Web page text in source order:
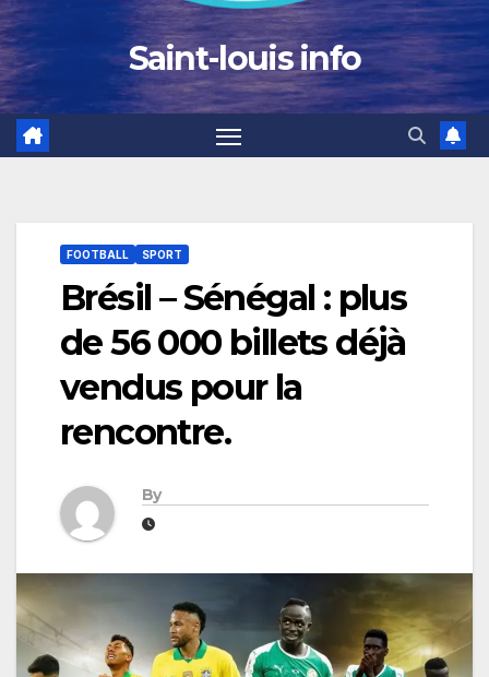
Saint-louis info
FOOTBALL SPORT
Brésil – Sénégal : plus
de 56 000 billets déjà
vendus pour la
rencontre.
By